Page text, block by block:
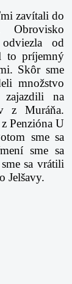
zavítali do
od
to príjemný
Skôr sme
množstvo
na
z Muráňa.
Penzióna U
sme sa
sme sa
sa vrátili
Jelšavy.